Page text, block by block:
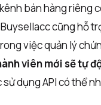
bán hàng riêng
cũng hỗ
việc quản lý
viên mới sẽ tự
dụng API có thể